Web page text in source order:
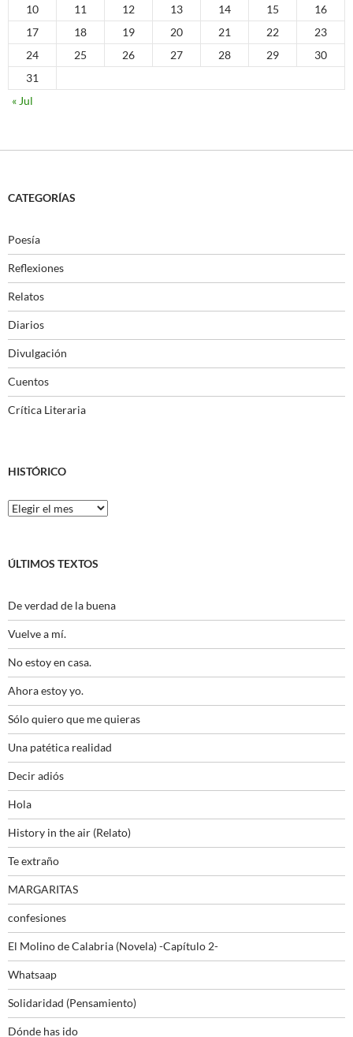
10
11 12 13 14 15
16
17
18 19 20 21 22
23
24
25 26 27 28 29
30
31
« Jul
CATEGORÍAS
Poesía
Reflexiones
Relatos
Diarios
Divulgación
Cuentos
Crítica Literaria
HISTÓRICO
Histórico
ÚLTIMOS TEXTOS
De verdad de la buena
Vuelve a mí.
No estoy en casa.
Ahora estoy yo.
Sólo quiero que me quieras
Una patética realidad
Decir adiós
Hola
History in the air (Relato)
Te extraño
MARGARITAS
confesiones
El Molino de Calabria (Novela) -Capítulo 2-
Whatsaap
Solidaridad (Pensamiento)
Dónde has ido